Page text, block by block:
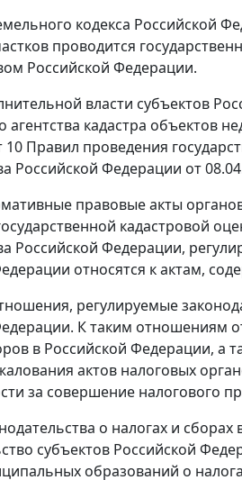
кодекса Российской
проводится
Российской Федерации.
власти субъектов
агентства кадастра объектов
10 Правил проведения
Российской Федерации от
правовые акты
кадастровой
Российской Федерации,
относятся к актам,
регулируемые
К таким отношениям
в Российской Федерации, а
актов налоговых
за совершение налогового
о налогах и
субъектов Российской
образований о